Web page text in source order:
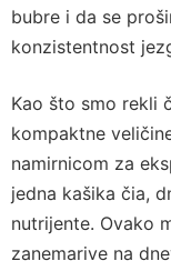
bubre i da se
konzistentnost
Kao što smo rekli
kompaktne
namirnicom za
jedna kašika čia,
nutrijente. Ovako
zanemarive na